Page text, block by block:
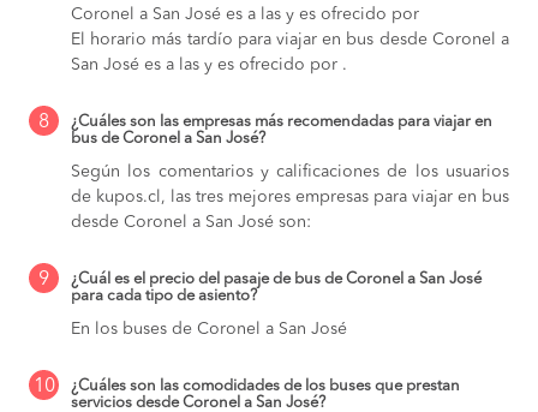
Coronel a San José es a las y es ofrecido por
El horario más tardío para viajar en bus desde Coronel a
San José es a las y es ofrecido por .
8
¿Cuáles son las empresas más recomendadas para viajar en
bus de Coronel a San José?
Según los comentarios y calificaciones de los usuarios
de kupos.cl, las tres mejores empresas para viajar en bus
desde Coronel a San José son:
9
¿Cuál es el precio del pasaje de bus de Coronel a San José
para cada tipo de asiento?
En los buses de Coronel a San José
10
¿Cuáles son las comodidades de los buses que prestan
servicios desde Coronel a San José?